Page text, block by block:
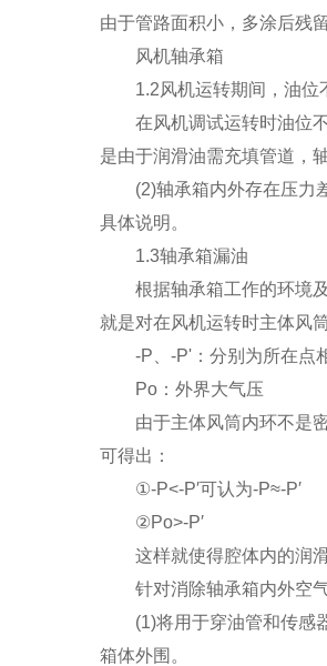
由于管路面积小，多涂后残
风机轴承箱
1.2风机运转期间，油位
在风机调试运转时油位不
是由于润滑油需充填管道，
(2)轴承箱内外存在压力差
具体说明。
1.3轴承箱漏油
根据轴承箱工作的环境及
就是对在风机运转时主体风
-P、-P'：分别为所在点
Po：外界大气压
由于主体风筒内环不是密
可得出：
①-P<-P′可认为-P≈-P′
②Po>-P′
这样就使得腔体内的润滑
针对消除轴承箱内外空气
(1)将用于穿油管和传感器
箱体外围。